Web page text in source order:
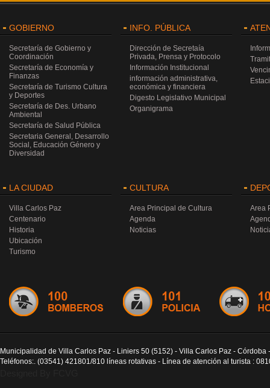
GOBIERNO
Secretaría de Gobierno y
Coordinación
Secretaría de Economía y
Finanzas
Secretaría de Turismo Cultura
y Deportes
Secretaría de Des. Urbano
Ambiental
Secretaría de Salud Pública
Secretaria General, Desarrollo
Social, Educación Género y
Diversidad
INFO. PÚBLICA
Dirección de Secretaía
Privada, Prensa y Protocolo
Información Institucional
información administrativa,
económica y financiera
Digesto Legislativo Municipal
Organigrama
LA CIUDAD
Villa Carlos Paz
Centenario
Historia
Ubicación
Turismo
CULTURA
Area Principal de Cultura
Agenda
Noticias
Area
Municipalidad de Villa Carlos Paz - Liniers 50 (5152) - Villa Carlos Paz - Córdoba
Teléfonos:. (03541) 421801/810 líneas rotativas - Línea de atención al turista :